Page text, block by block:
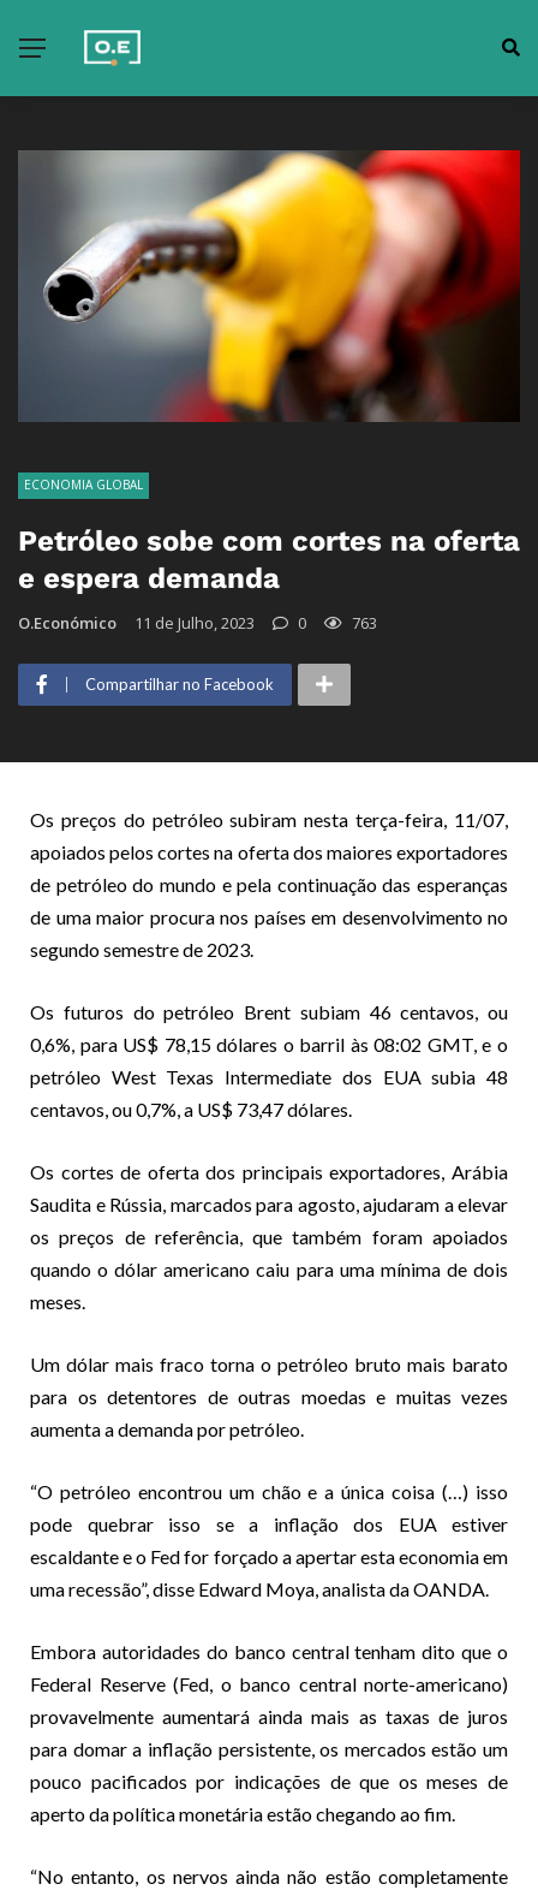
ECONOMIA GLOBAL
Petróleo sobe com cortes na oferta
e espera demanda
O.Económico 11 de Julho, 2023 0 763
Compartilhar no Facebook
Os preços do petróleo subiram nesta terça-feira, 11/07,
apoiados pelos cortes na oferta dos maiores exportadores
de petróleo do mundo e pela continuação das esperanças
de uma maior procura nos países em desenvolvimento no
segundo semestre de 2023.
Os futuros do petróleo Brent subiam 46 centavos, ou
0,6%, para US$ 78,15 dólares o barril às 08:02 GMT, e o
petróleo West Texas Intermediate dos EUA subia 48
centavos, ou 0,7%, a US$ 73,47 dólares.
Os cortes de oferta dos principais exportadores, Arábia
Saudita e Rússia, marcados para agosto, ajudaram a elevar
os preços de referência, que também foram apoiados
quando o dólar americano caiu para uma mínima de dois
meses.
Um dólar mais fraco torna o petróleo bruto mais barato
para os detentores de outras moedas e muitas vezes
aumenta a demanda por petróleo.
“O petróleo encontrou um chão e a única coisa (…) isso
pode quebrar isso se a inflação dos EUA estiver
escaldante e o Fed for forçado a apertar esta economia em
uma recessão”, disse Edward Moya, analista da OANDA.
Embora autoridades do banco central tenham dito que o
Federal Reserve (Fed, o banco central norte-americano)
provavelmente aumentará ainda mais as taxas de juros
para domar a inflação persistente, os mercados estão um
pouco pacificados por indicações de que os meses de
aperto da política monetária estão chegando ao fim.
“No entanto, os nervos ainda não estão completamente